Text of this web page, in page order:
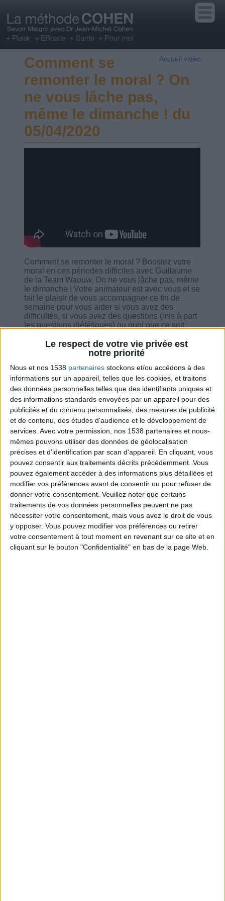
Le respect de votre vie privée est
notre priorité
Nous et nos 1538 partenaires stockons et/ou accédons à des
informations sur un appareil, telles que les cookies, et traitons
des données personnelles telles que des identifiants uniques et
des informations standards envoyées par un appareil pour des
publicités et du contenu personnalisés, des mesures de publicité
et de contenu, des études d'audience et le développement de
services. Avec votre permission, nos 1538 partenaires et nous-
mêmes pouvons utiliser des données de géolocalisation
précises et d’identification par scan d'appareil. En cliquant, vous
pouvez consentir aux traitements décrits précédemment. Vous
pouvez également accéder à des informations plus détaillées et
modifier vos préférences avant de consentir ou pour refuser de
donner votre consentement. Veuillez noter que certains
traitements de vos données personnelles peuvent ne pas
nécessiter votre consentement, mais vous avez le droit de vous
y opposer. Vous pouvez modifier vos préférences ou retirer
votre consentement à tout moment en revenant sur ce site et en
cliquant sur le bouton "Confidentialité" en bas de la page Web.
Accueil vidéo
Comment se
remonter le moral ? On
ne vous lâche pas,
même le dimanche ! du
05/04/2020
Comment se remonter le moral ? Boostez votre
moral en ces périodes difficiles avec Guillaume
de la Team Waouw, On ne vous lâche pas, même
le dimanche ! Votre animateur est avec vous et se
fait le plaisir de vous accompagner ce fin de
semaine pour vous aider si vous avez des
difficultés, si vous avez des questions (mis à part
les questions diététiques) ou quoi que ce soit,
nouvelles vidéos du docteur Cohen, il s'assure
que tout le monde se sent bien et reste toujours
comment vous vous occuper pendant le
confinement.
Combien de kilos souhaitez-vous perdre ?
Moins de
5 kilos
De 5 à 10
kilos
Plus de
10 kilos
Service-client & Motivation Voir tout
Les équipes du Service-client et de la
Communauté Savoir Maigrir vous aident
chaque semaine à vous rapprocher